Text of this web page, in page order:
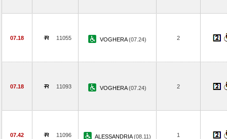
07.18 11055 VOGHERA(07.24) 2
07.18 11093 VOGHERA(07.24) 2
07.42 11096 ALESSANDRIA(08.11) 1